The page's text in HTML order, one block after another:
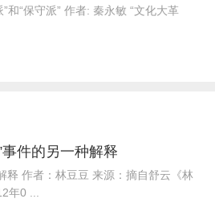
和“保守派” 作者: 秦永敏 “文化大革
件的另一种解释
释 作者：林豆豆 来源：摘自舒云《林
年0 ...